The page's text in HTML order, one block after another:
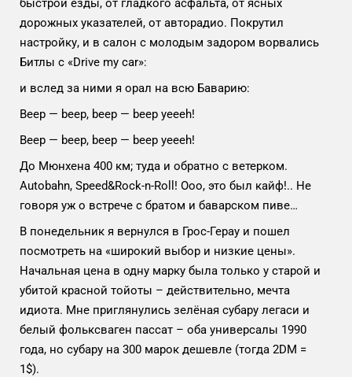
быстрой езды, от гладкого асфальта, от ясных
дорожных указателей, от авторадио. Покрутил
настройку, и в салон с молодым задором ворвались
Битлы с «Drive my car»:
и вслед за ними я орал на всю Баварию:
Beep — beep, beep — beep yeееh!
Beep — beep, beep — beep yeееh!
До Мюнхена 400 км; туда и обратно с ветерком.
Autobahn, Speed&Rock-n-Roll! Ооо, это был кайф!.. Не
говоря уж о встрече с братом и баварском пиве…
В понедельник я вернулся в Грос-Герау и пошел
посмотреть на «широкий выбор и низкие цены».
Начальная цена в одну марку была только у старой и
убитой красной тойоты – действительно, мечта
идиота. Мне приглянулись зелёная субару легаси и
белый фольксваген пассат – оба универсалы 1990
года, но субару на 300 марок дешевле (тогда 2DM =
1$).